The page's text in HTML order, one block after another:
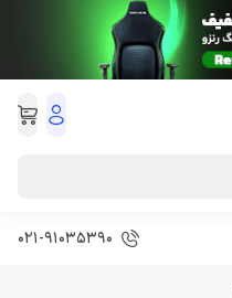
021-91035390